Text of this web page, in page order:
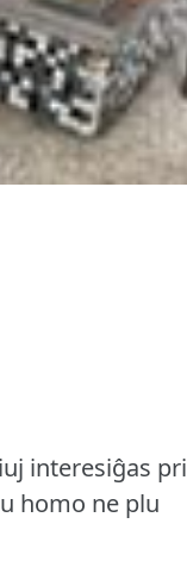
interesiĝas pri
homo ne plu